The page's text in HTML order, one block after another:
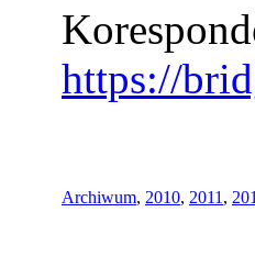
https://
Archiwum, 2010, 2011 ,